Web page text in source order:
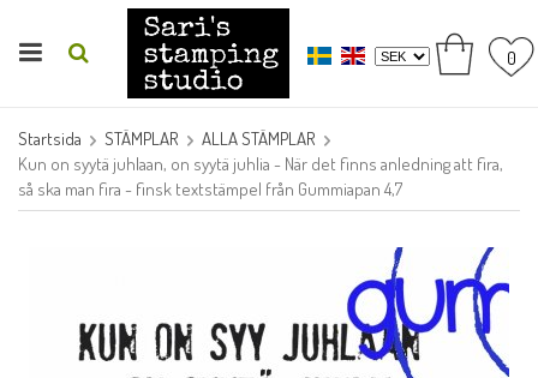
0
Startsida STÄMPLAR
ALLA STÄMPLAR
Kun on syytä juhlaan, on syytä juhlia - När det finns anledning att fira,
så ska man fira - finsk textstämpel från Gummiapan 4,7